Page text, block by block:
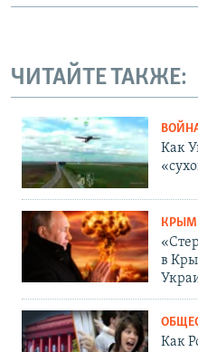
ЧИТАЙТЕ ТАКЖЕ:
Как
КРЫМ
в
Как